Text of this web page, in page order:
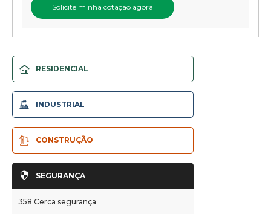
RESIDENCIAL
Cerca 3D
Cerca 2D
Portões vedação
INDUSTRIAL
Cercas tubulares aço
Cerca Link Chain
Cercas Roll Top
CONSTRUÇÃO
Austrália Cerca temporária
Cerca temporária do Canadá
Cerca temporária América
SEGURANÇA
358 Cerca segurança